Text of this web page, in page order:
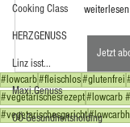
Cooking Class
HERZGENUSS
Linz isst...
Maxi.Genuss
OÖ-Gesundheitsholding
Jetzt
#lowcarb#fleischlos#glutenfrei
#vegetarischesrezept#lowcarb
#vegetarischesgericht